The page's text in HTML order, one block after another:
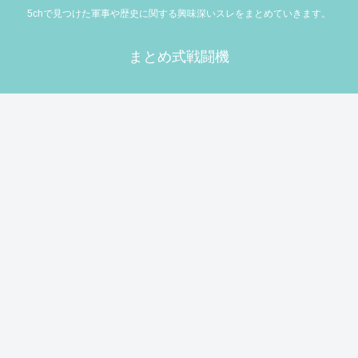
5chで見つけた軍事や歴史に関する興味深いスレをまとめていきます。
まとめ式戦闘機